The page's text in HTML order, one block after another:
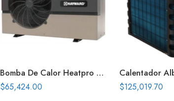
Bomba De Calor Heatpro Hayward 45000 Btu 1F 240V
$65,424.00 $125,019.70